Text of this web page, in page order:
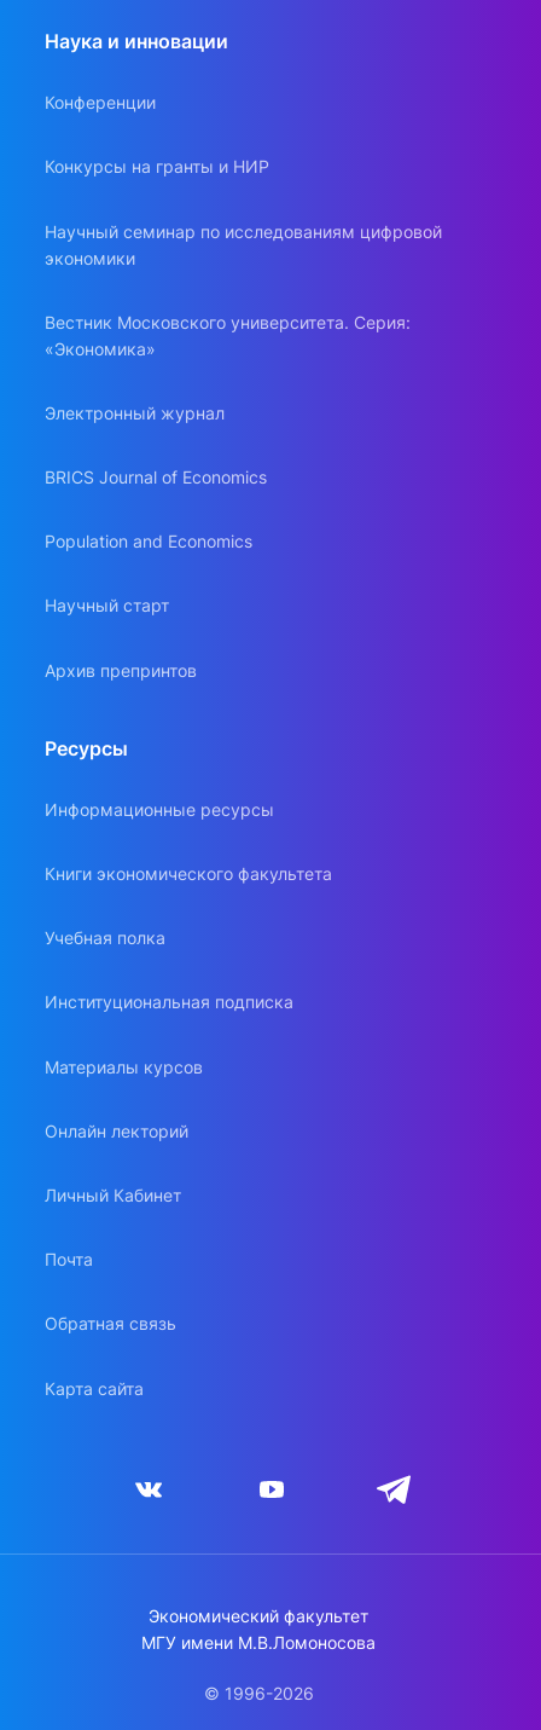
Наука и инновации
Конференции
Конкурсы на гранты и НИР
Научный семинар по исследованиям цифровой
экономики
Вестник Московского университета. Серия:
«Экономика»
Электронный журнал
BRICS Journal of Economics
Population and Economics
Научный старт
Архив препринтов
Ресурсы
Информационные ресурсы
Книги экономического факультета
Учебная полка
Институциональная подписка
Материалы курсов
Онлайн лекторий
Личный Кабинет
Почта
Обратная связь
Карта сайта
Экономический факультет
МГУ имени М.В.Ломоносова
© 1996-2026